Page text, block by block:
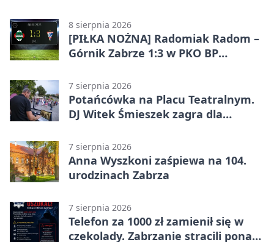
8 sierpnia 2026
[PIŁKA NOŻNA] Radomiak Radom –
Górnik Zabrze 1:3 w PKO BP
Federico dał zabrzanom zwycięstwo
7 sierpnia 2026
Potańcówka na Placu Teatralnym.
DJ Witek Śmieszek zagra dla
7 sierpnia 2026
Anna Wyszkoni zaśpiewa na 104.
urodzinach Zabrza
7 sierpnia 2026
Telefon za 1000 zł zamienił się w
czekolady. Zabrzanie stracili ponad